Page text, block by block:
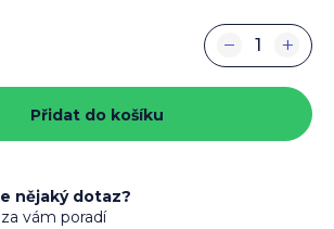
+
−
Přidat do košíku
nějaký dotaz?
vám poradí